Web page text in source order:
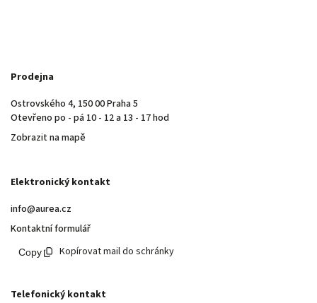
Prodejna
Ostrovského 4, 150 00 Praha 5
Otevřeno po - pá 10 - 12 a 13 - 17 hod
Zobrazit na mapě
Elektronický kontakt
info@aurea.cz
Kontaktní formulář
Kopírovat mail do schránky
Telefonický kontakt